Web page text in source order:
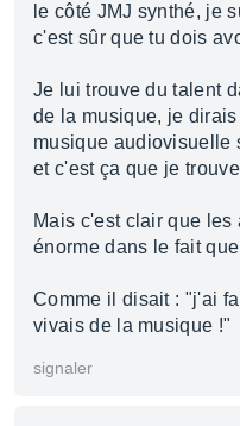
le côté JMJ synthé, je
c'est sûr que tu dois
Je lui trouve du talent
de la musique, je
musique audiovisuelle
et c'est ça que je
Mais c'est clair que
énorme dans le fait
Comme il disait : "j'ai
vivais de la musique !"
signaler